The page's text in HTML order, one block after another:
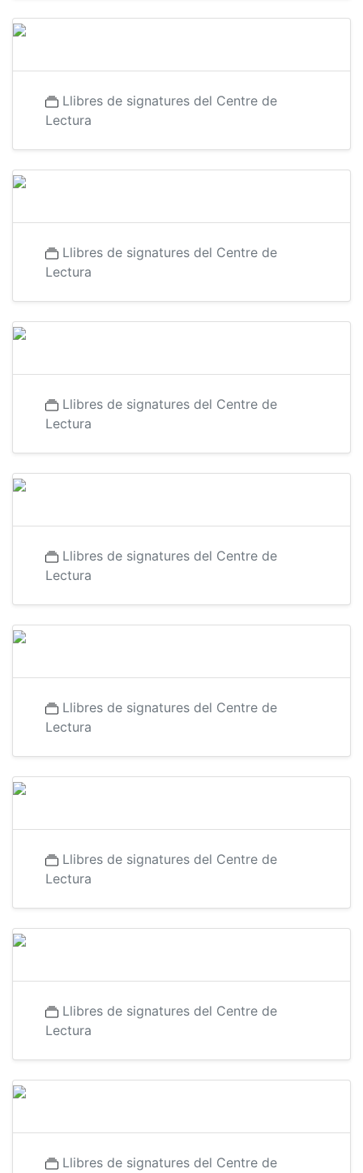
Llibres de signatures del Centre de
Lectura
Llibres de signatures del Centre de
Lectura
Llibres de signatures del Centre de
Lectura
Llibres de signatures del Centre de
Lectura
Llibres de signatures del Centre de
Lectura
Llibres de signatures del Centre de
Lectura
Llibres de signatures del Centre de
Lectura
Llibres de signatures del Centre de